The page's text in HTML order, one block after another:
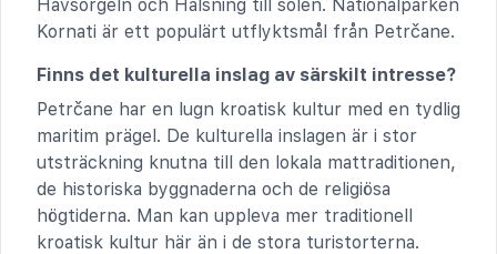
Havsorgeln och Hälsning till solen. Nationalparken
Kornati är ett populärt utflyktsmål från Petrčane.
Finns det kulturella inslag av särskilt intresse?
Petrčane har en lugn kroatisk kultur med en tydlig
maritim prägel. De kulturella inslagen är i stor
utsträckning knutna till den lokala mattraditionen,
de historiska byggnaderna och de religiösa
högtiderna. Man kan uppleva mer traditionell
kroatisk kultur här än i de stora turistorterna.